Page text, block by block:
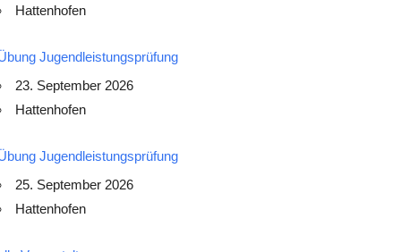
Hattenhofen
Jugendleistungsprüfung
23. September 2026
Hattenhofen
Jugendleistungsprüfung
25. September 2026
Hattenhofen